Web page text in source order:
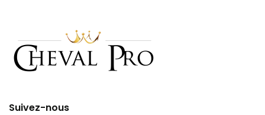
Suivez-nous